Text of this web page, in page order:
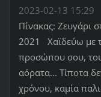
2023-02-13 15:29
Πίνακας: Ζευγάρι
2021 Χαϊδεύω με
προσώπου σου,
αόρατα... Τίποτα
χρόνου, καμία